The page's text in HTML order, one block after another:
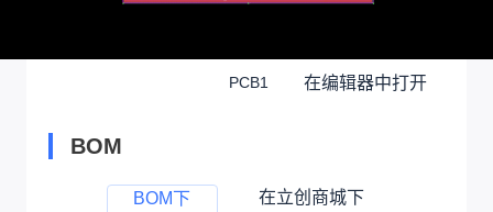
PCB1 在编辑器中打开
BOM
BOM下
在立创商城下